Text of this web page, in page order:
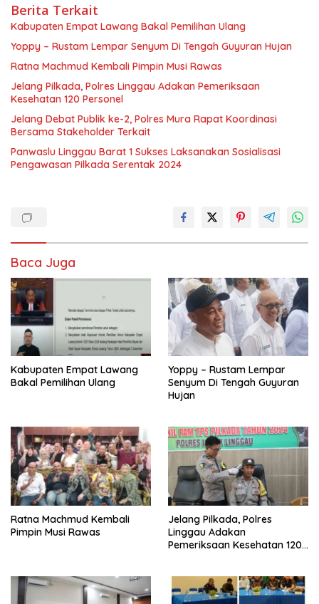
Berita Terkait
Kabupaten Empat Lawang Bakal Pemilihan Ulang
Yoppy – Rustam Lempar Senyum Di Tengah Guyuran Hujan
Ratna Machmud Kembali Pimpin Musi Rawas
Jelang Pilkada, Polres Linggau Adakan Pemeriksaan
Kesehatan 120 Personel
Jelang Debat Publik ke-2, Polres Mura Rapat Koordinasi
Bersama Stakeholder Terkait
Panwaslu Linggau Barat 1 Sukses Laksanakan Sosialisasi
Pengawasan Pilkada Serentak 2024
Baca Juga
Kabupaten Empat Lawang
Bakal Pemilihan Ulang
Yoppy – Rustam Lempar
Senyum Di Tengah Guyuran
Hujan
Ratna Machmud Kembali
Pimpin Musi Rawas
Jelang Pilkada, Polres
Linggau Adakan
Pemeriksaan Kesehatan 120